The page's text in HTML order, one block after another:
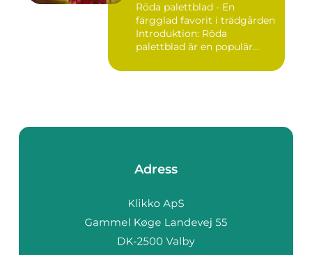
Röda palettblad - En
färgglad favorit i trädgården
Introduktion: Röda
palettblad är en populär
Adress